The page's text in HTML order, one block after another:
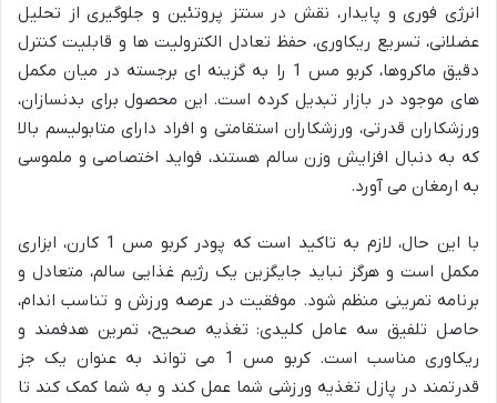
انرژی فوری و پایدار، نقش در سنتز پروتئین و جلوگیری از تحلیل
عضلانی، تسریع ریکاوری، حفظ تعادل الکترولیت ها و قابلیت کنترل
دقیق ماکروها، کربو مس 1 را به گزینه ای برجسته در میان مکمل
های موجود در بازار تبدیل کرده است. این محصول برای بدنسازان،
ورزشکاران قدرتی، ورزشکاران استقامتی و افراد دارای متابولیسم بالا
که به دنبال افزایش وزن سالم هستند، فواید اختصاصی و ملموسی
به ارمغان می آورد.
با این حال، لازم به تاکید است که پودر کربو مس 1 کارن، ابزاری
مکمل است و هرگز نباید جایگزین یک رژیم غذایی سالم، متعادل و
برنامه تمرینی منظم شود. موفقیت در عرصه ورزش و تناسب اندام،
حاصل تلفیق سه عامل کلیدی: تغذیه صحیح، تمرین هدفمند و
ریکاوری مناسب است. کربو مس 1 می تواند به عنوان یک جز
قدرتمند در پازل تغذیه ورزشی شما عمل کند و به شما کمک کند تا